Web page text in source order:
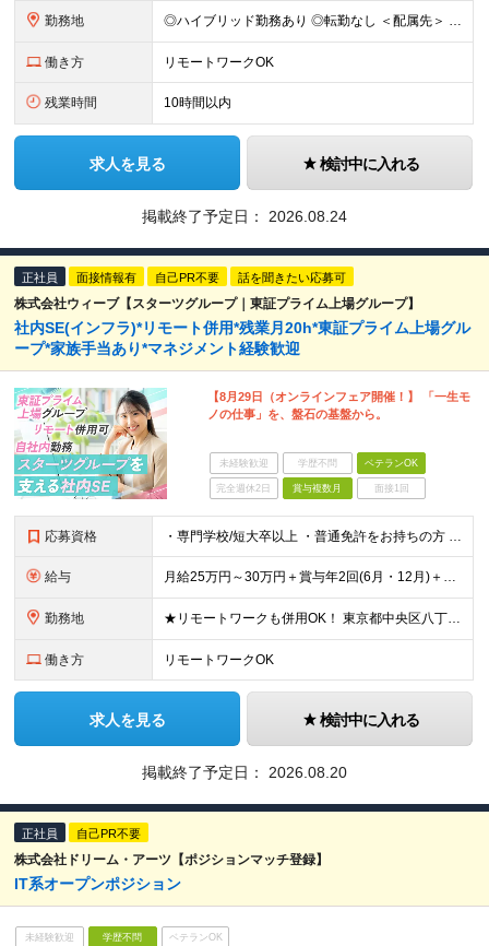
勤務地 ◎ハイブリッド勤務あり ◎転勤なし ＜配属先＞ 東京・神奈川・千葉・埼玉など関東エリアの各プロジェクト先 ※客先常駐が基本となります。 ＜本社＞ 東京都港区海岸3-20-20 ヨコソーレインボータ
働き方 リモートワークOK
残業時間 10時間以内
求人を見る 検討中に入れる
掲載終了予定日： 2026.08.24
正社員 面接情報有 自己PR不要 話を聞きたい応募可
株式会社ウィーブ【スターツグループ｜東証プライム上場グループ】
社内SE(インフラ)*リモート併用*残業月20h*東証プライム上場グル
ープ*家族手当あり*マネジメント経験歓迎
【8月29日（オンラインフェア開催！】 「一生モ
ノの仕事」を、盤石の基盤から。
未経験歓迎 学歴不問 ベテランOK
完全週休2日 賞与複数月 面接1回
応募資格 ・専門学校/短大卒以上 ・普通免許をお持ちの方 ・Azureの構築経験をお持ちの方
給与 月給25万円～30万円＋賞与年2回(6月・12月)＋各種手当 ※あなたの経験・年齢・能力などを総合的に考慮の上、当社規定により優遇いたします。 ※残業代は別途全額支給いたします。 ※試用期間はありま
勤務地 ★リモートワークも併用OK！ 東京都中央区八丁堀1-2-8八重洲通りフィルテラス7階 ※(変更の範囲)上記を除く当社関連勤務地
働き方 リモートワークOK
求人を見る 検討中に入れる
掲載終了予定日： 2026.08.20
正社員 自己PR不要
株式会社ドリーム・アーツ【ポジションマッチ登録】
IT系オープンポジション
未経験歓迎 学歴不問 ベテランOK